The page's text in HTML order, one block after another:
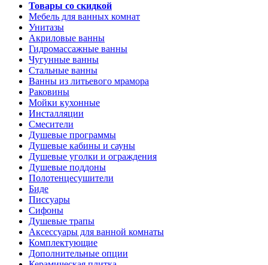
Товары со скидкой
Мебель для ванных комнат
Унитазы
Акриловые ванны
Гидромассажные ванны
Чугунные ванны
Стальные ванны
Ванны из литьевого мрамора
Раковины
Мойки кухонные
Инсталляции
Смесители
Душевые программы
Душевые кабины и сауны
Душевые уголки и ограждения
Душевые поддоны
Полотенцесушители
Биде
Писсуары
Сифоны
Душевые трапы
Аксессуары для ванной комнаты
Комплектующие
Дополнительные опции